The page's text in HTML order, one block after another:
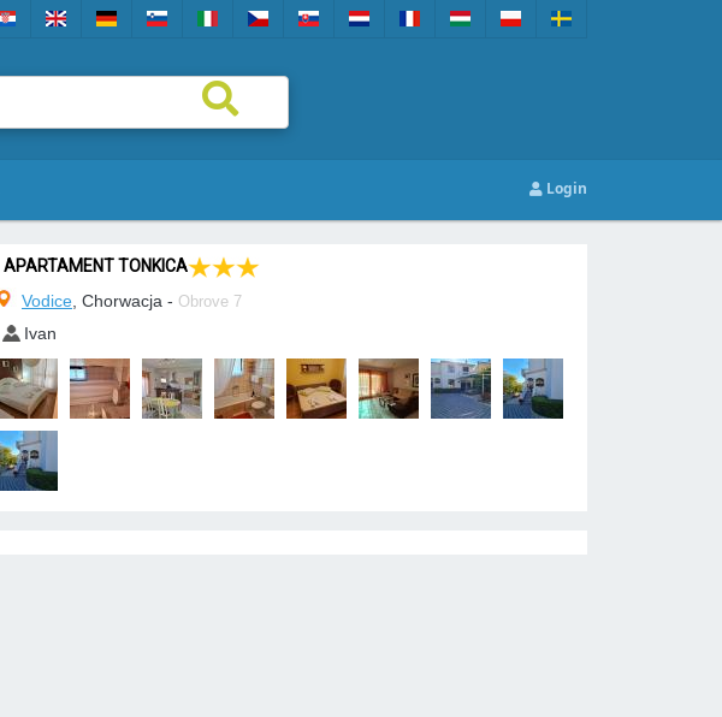
Login
APARTAMENT TONKICA
Vodice , Chorwacja - Obrove 7
Ivan